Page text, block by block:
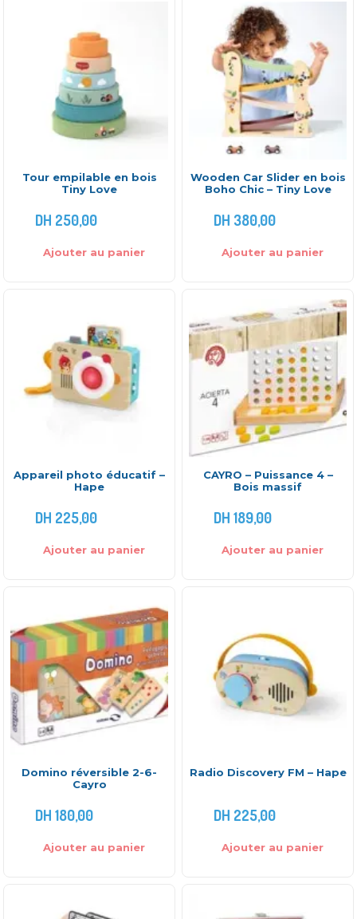
Tour empilable en bois
Tiny Love
DH 250,00
Ajouter au panier
Wooden Car Slider en bois
Boho Chic – Tiny Love
DH 380,00
Ajouter au panier
Appareil photo éducatif –
Hape
DH 225,00
Ajouter au panier
CAYRO – Puissance 4 –
Bois massif
DH 189,00
Ajouter au panier
Domino réversible 2-6-
Cayro
DH 180,00
Ajouter au panier
Radio Discovery FM – Hape
DH 225,00
Ajouter au panier